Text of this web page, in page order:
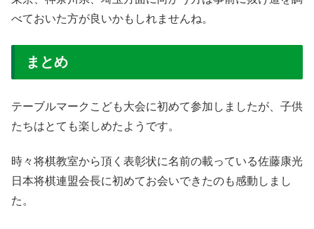
べておいた方が良いかもしれませんね。
まとめ
テーブルマークこども大会に初めて参加しましたが、子供
たちはとても楽しめたようです。
時々将棋教室から頂く表彰状に名前の載っている佐藤康光
日本将棋連盟会長に初めてお会いできたのも感動しまし
た。